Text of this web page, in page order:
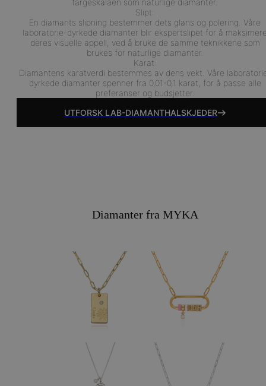
fargeskalaen som naturlige diamanter.
Slipt:
En diamants slipning bestemmer dets glans og polering. Våre
laboratorie-dyrkede diamanter blir ekspertslipet for å
deres visuelle appell, ved å bruke de samme teknikkene som
brukes for naturlige diamanter.
Karat:
Diamantens karatverdi bestemmes av dens vekt. Våre
dyrkede diamanter spenner fra 0,01-0,1 karat, for å passe alle
preferanser og budsjetter.
UTFORSK LAB-DIAMANTHALSKJEDER
Diamanter fra MYKA